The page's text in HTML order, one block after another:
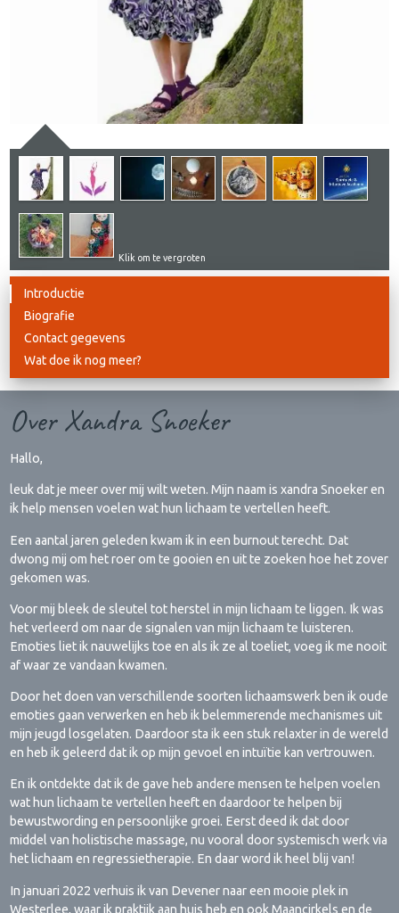
Klik om te vergroten
Introductie
Biografie
Contact gegevens
Wat doe ik nog meer?
Over Xandra Snoeker
Hallo,
leuk dat je meer over mij wilt weten. Mijn naam is xandra Snoeker en
ik help mensen voelen wat hun lichaam te vertellen heeft.
Een aantal jaren geleden kwam ik in een burnout terecht. Dat
dwong mij om het roer om te gooien en uit te zoeken hoe het zover
gekomen was.
Voor mij bleek de sleutel tot herstel in mijn lichaam te liggen. Ik was
het verleerd om naar de signalen van mijn lichaam te luisteren.
Emoties liet ik nauwelijks toe en als ik ze al toeliet, voeg ik me nooit
af waar ze vandaan kwamen.
Door het doen van verschillende soorten lichaamswerk ben ik oude
emoties gaan verwerken en heb ik belemmerende mechanismes uit
mijn jeugd losgelaten. Daardoor sta ik een stuk relaxter in de wereld
en heb ik geleerd dat ik op mijn gevoel en intuïtie kan vertrouwen.
En ik ontdekte dat ik de gave heb andere mensen te helpen voelen
wat hun lichaam te vertellen heeft en daardoor te helpen bij
bewustwording en persoonlijke groei. Eerst deed ik dat door
middel van holistische massage, nu vooral door systemisch werk via
het lichaam en regressietherapie. En daar word ik heel blij van!
In januari 2022 verhuis ik van Devener naar een mooie plek in
Westerlee, waar ik praktijk aan huis heb en ook Maancirkels en de